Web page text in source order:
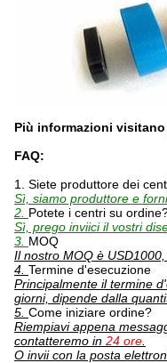
Più informazioni
FAQ:
1. Siete produttore dei
Sì, siamo produttore e
2. Potete i centri su
Sì, prego inviici il vostri
3. MOQ
Il nostro MOQ è
4. Termine d'esecuzione
Principalmente il termine
giorni, dipende dalla
5. Come iniziare ordine?
Riempiavi appena
contatteremo in 24 ore
O invii con la posta